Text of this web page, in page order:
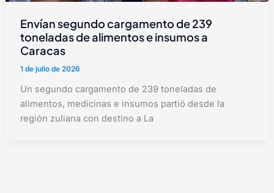
Envían segundo cargamento de 239
toneladas de alimentos e insumos a
Caracas
1 de julio de 2026
Un segundo cargamento de 239 toneladas de
alimentos, medicinas e insumos partió desde la
región zuliana con destino a La